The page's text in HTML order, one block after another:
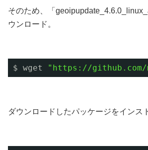
そのため、「
ウンロード。
$ wget "https://github.com/
ダウンロードしたパッケージをインス